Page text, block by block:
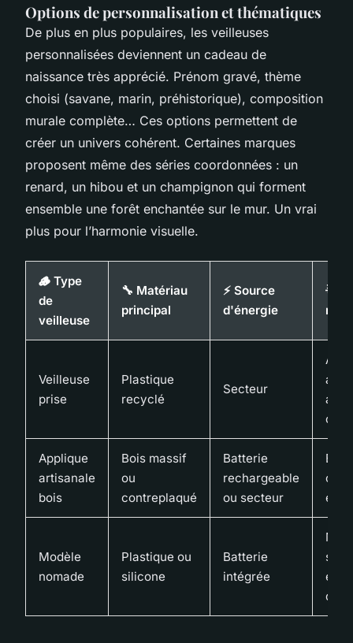
Options de personnalisation et thématiques
De plus en plus populaires, les veilleuses
personnalisées deviennent un cadeau de
naissance très apprécié. Prénom gravé, thème
choisi (savane, marin, préhistorique), composition
murale complète… Ces options permettent de
créer un univers cohérent. Certaines marques
proposent même des séries coordonnées : un
renard, un hibou et un champignon qui forment
ensemble une forêt enchantée sur le mur. Un vrai
plus pour l’harmonie visuelle.
🪵 Type
de
veilleuse
🔧 Matériau
principal
⚡ Source
d'énergie
🌟
Veilleuse
prise
Plastique
recyclé
Secteur
au
Applique
artisanale
bois
Bois massif
ou
contreplaqué
Batterie
rechargeable
ou secteur
et
Modèle
nomade
Plastique ou
silicone
Batterie
intégrée
en